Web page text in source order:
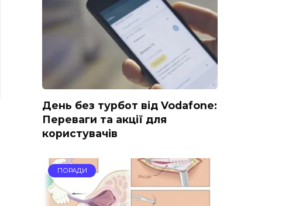
День без турбот від Vodafone:
Переваги та акції для
користувачів
ПОРАДИ